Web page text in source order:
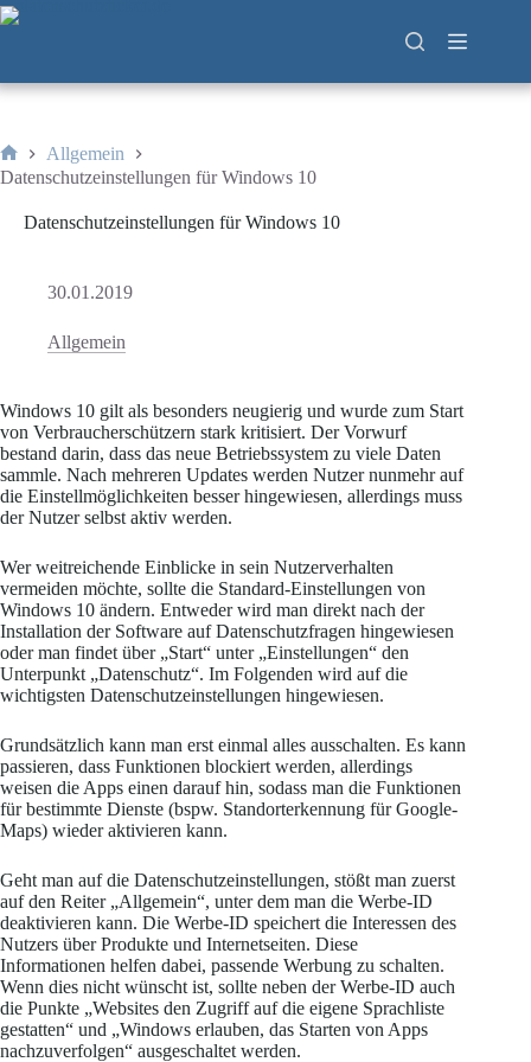
Zum
Inhalt
Start
Allgemein
Datenschutzeinstellungen für Windows 10
Datenschutzeinstellungen für Windows 10
30.01.2019
Allgemein
Windows 10 gilt als besonders neugierig und wurde zum Start
von Verbraucherschützern stark kritisiert. Der Vorwurf
bestand darin, dass das neue Betriebssystem zu viele Daten
sammle. Nach mehreren Updates werden Nutzer nunmehr auf
die Einstellmöglichkeiten besser hingewiesen, allerdings muss
der Nutzer selbst aktiv werden.
Wer weitreichende Einblicke in sein Nutzerverhalten
vermeiden möchte, sollte die Standard-Einstellungen von
Windows 10 ändern. Entweder wird man direkt nach der
Installation der Software auf Datenschutzfragen hingewiesen
oder man findet über „Start“ unter „Einstellungen“ den
Unterpunkt „Datenschutz“. Im Folgenden wird auf die
wichtigsten Datenschutzeinstellungen hingewiesen.
Grundsätzlich kann man erst einmal alles ausschalten. Es kann
passieren, dass Funktionen blockiert werden, allerdings
weisen die Apps einen darauf hin, sodass man die Funktionen
für bestimmte Dienste (bspw. Standorterkennung für Google-
Maps) wieder aktivieren kann.
Geht man auf die Datenschutzeinstellungen, stößt man zuerst
auf den Reiter „Allgemein“, unter dem man die Werbe-ID
deaktivieren kann. Die Werbe-ID speichert die Interessen des
Nutzers über Produkte und Internetseiten. Diese
Informationen helfen dabei, passende Werbung zu schalten.
Wenn dies nicht wünscht ist, sollte neben der Werbe-ID auch
die Punkte „Websites den Zugriff auf die eigene Sprachliste
gestatten“ und „Windows erlauben, das Starten von Apps
nachzuverfolgen“ ausgeschaltet werden.